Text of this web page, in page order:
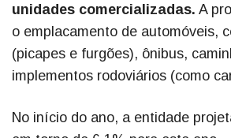
unidades comercializadas. A
o emplacamento de automóveis,
(picapes e furgões), ônibus,
implementos rodoviários (como
No início do ano, a entidade